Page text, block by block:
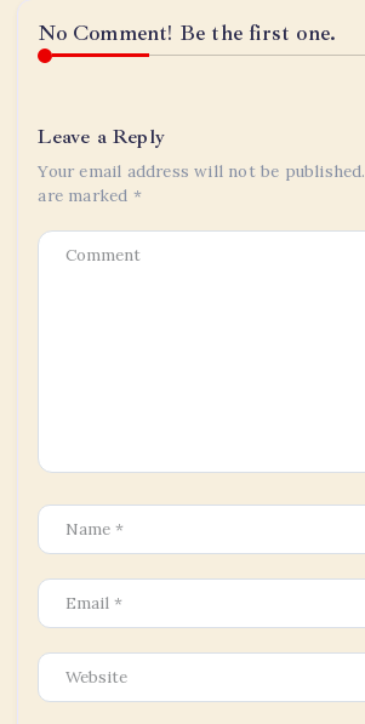
No Comment! Be the first one.
Leave a Reply
Your email address will not be published.
are marked *